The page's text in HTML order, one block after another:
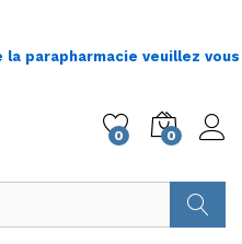
parapharmacie veuillez vous
0 0